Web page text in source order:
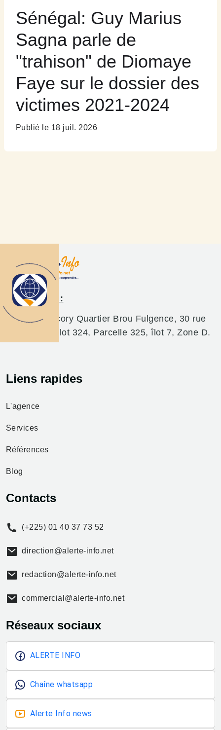
Sénégal: Guy Marius
Sagna parle de
"trahison" de Diomaye
Faye sur le dossier des
victimes 2021-2024
Publié le 18 juil. 2026
Siège social:
Abidjan Marcory Quartier Brou Fulgence, 30 rue
de Korhogo, lot 324, Parcelle 325, îlot 7, Zone D.
Liens rapides
L'agence
Services
Références
Blog
Contacts
(+225) 01 40 37 73 52
direction@alerte-info.net
redaction@alerte-info.net
commercial@alerte-info.net
Réseaux sociaux
ALERTE INFO
Chaîne whatsapp
Alerte Info news